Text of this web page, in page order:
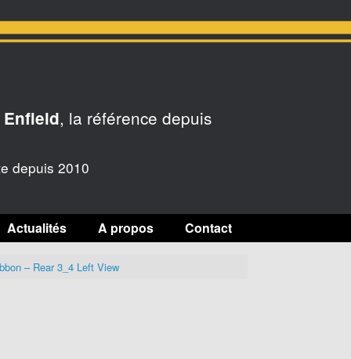
, la référence depuis
depuis 2010
Actualités A propos Contact
– Rear 3_4 Left View